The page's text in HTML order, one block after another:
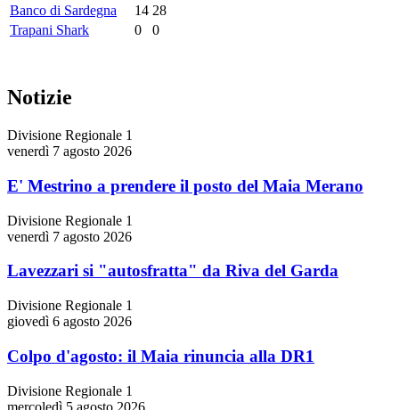
Banco di Sardegna 14 28
Trapani Shark
0 0
Notizie
Divisione Regionale 1
venerdì 7 agosto 2026
E' Mestrino a prendere il posto del Maia Merano
Divisione Regionale 1
venerdì 7 agosto 2026
Lavezzari si "autosfratta" da Riva del Garda
Divisione Regionale 1
giovedì 6 agosto 2026
Colpo d'agosto: il Maia rinuncia alla DR1
Divisione Regionale 1
mercoledì 5 agosto 2026